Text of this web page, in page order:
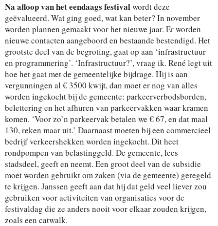
Na afloop van het eendaags festivalwordt deze
geëvalueerd. Wat ging goed, wat kan beter? In november
worden plannen gemaakt voor het nieuwe jaar. Er worden
nieuwe contacten aangeboord en bestaande bestendigd. Het
grootste deel van de begroting, gaat op aan ‘infrastructuur
en programmering’. ‘Infrastructuur?’, vraag ik. René legt uit
hoe het gaat met de gemeentelijke bijdrage. Hij is aan
vergunningen al € 3500 kwijt, dan moet er nog van alles
worden ingekocht bij de gemeente: parkeerverbodsborden,
belettering en het afhuren van parkeervakken waar kramen
komen. ‘Voor zo’n parkeervak betalen we € 67, en dat maal
130, reken maar uit.’ Daarnaast moeten bij een commercieel
bedrijf verkeershekken worden ingekocht. Dit heet
rondpompen van belastinggeld. De gemeente, lees
stadsdeel, geeft en neemt. Een groot deel van de subsidie
moet worden gebruikt om zaken (via de gemeente) geregeld
te krijgen. Janssen geeft aan dat hij dat geld veel liever zou
gebruiken voor activiteiten van organisaties voor de
festivaldag die ze anders nooit voor elkaar zouden krijgen,
zoals een catwalk.